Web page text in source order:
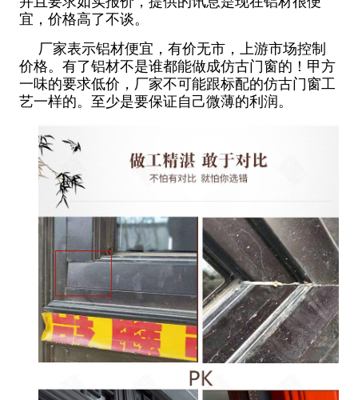
宜，价格高了不谈。
厂家表示铝材便宜，有价无市，上游市场控制
价格。有了铝材不是谁都能做成仿古门窗的！甲方
一味的要求低价，厂家不可能跟标配的仿古门窗工
艺一样的。至少是要保证自己微薄的利润。